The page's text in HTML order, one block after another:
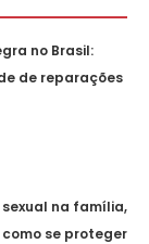
no Brasil:
de reparações
na família,
se proteger